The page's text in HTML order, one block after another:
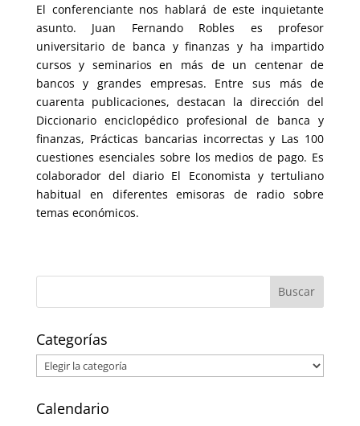
El conferenciante nos hablará de este inquietante
asunto. Juan Fernando Robles es profesor
universitario de banca y finanzas y ha impartido
cursos y seminarios en más de un centenar de
bancos y grandes empresas. Entre sus más de
cuarenta publicaciones, destacan la dirección del
Diccionario enciclopédico profesional de banca y
finanzas, Prácticas bancarias incorrectas y Las 100
cuestiones esenciales sobre los medios de pago. Es
colaborador del diario El Economista y tertuliano
habitual en diferentes emisoras de radio sobre
temas económicos.
Categorías
Categorías
Calendario